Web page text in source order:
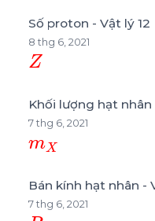
Số proton - Vật lý 12
8 thg 6, 2021
Z
Khối lượng hạt nhân
7 thg 6, 2021
mX
Bán kính hạt nhân -
7 thg 6, 2021
R